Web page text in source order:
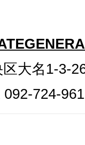
大名1-3-
092-724-